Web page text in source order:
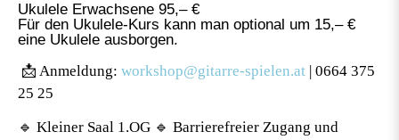
Ukulele Erwachsene 95,– €
Für den Ukulele-Kurs kann man optional um 15,– €
eine Ukulele ausborgen.
📩 Anmeldung: workshop@gitarre-spielen.at | 0664 375
25 25
🔹 Kleiner Saal 1.OG 🔹 Barrierefreier Zugang und